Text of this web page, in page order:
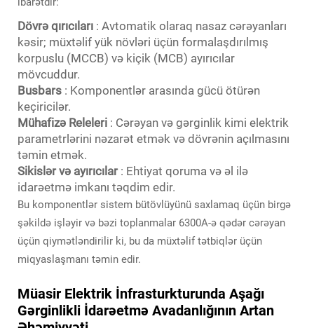
Dövrə qırıcıları : Avtomatik olaraq nasaz cərəyanları
kəsir; müxtəlif yük növləri üçün formalaşdırılmış
korpuslu (MCCB) və kiçik (MCB) ayırıcılar
mövcuddur.
Busbars : Komponentlər arasında gücü ötürən
keçiricilər.
Mühafizə Releleri : Cərəyan və gərginlik kimi elektrik
parametrlərini nəzarət etmək və dövrənin açılmasını
təmin etmək.
Sikislər və ayırıcılar : Ehtiyat qoruma və əl ilə
idarəetmə imkanı təqdim edir.
Bu komponentlər sistem bütövlüyünü saxlamaq üçün birgə
şəkildə işləyir və bəzi toplanmalar 6300A-ə qədər cərəyan
üçün qiymətləndirilir ki, bu da müxtəlif tətbiqlər üçün
miqyaslaşmanı təmin edir.
Müasir Elektrik İnfrasturkturunda Aşağı
Gərginlikli İdarəetmə Avadanlığının Artan